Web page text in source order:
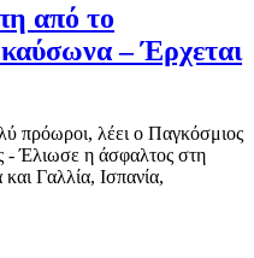
από το
– Έρχεται
πρόωροι, λέει ο Παγκόσμιος
- Έλιωσε η άσφαλτος στη
Γαλλία, Ισπανία,